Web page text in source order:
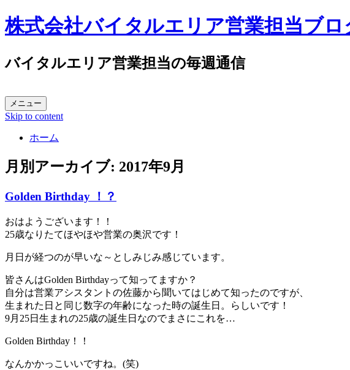
株式会社バイタルエリア営業担当ブ
バイタルエリア営業担当の毎週通信
メニュー
Skip to content
ホーム
月別アーカイブ: 2017年9月
Golden Birthday ！？
おはようございます！！
25歳なりたてほやほや営業の奥沢です！
月日が経つのが早いな～としみじみ感じています。
皆さんはGolden Birthdayって知ってますか？
自分は営業アシスタントの佐藤から聞いてはじめて知ったのですが、
生まれた日と同じ数字の年齢になった時の誕生日。らしいです！
9月25日生まれの25歳の誕生日なのでまさにこれを…
Golden Birthday！！
なんかかっこいいですね。(笑)